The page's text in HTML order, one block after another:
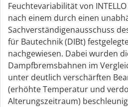
Feuchtevariabilität von INTELLO
nach einem durch einen
Sachverständigenausschuss
für Bautechnik (DIBt)
nachgewiesen. Dabei wurden
Dampfbremsbahnen im
unter deutlich verschärften
(erhöhte Temperatur und
Alterungszeitraum)